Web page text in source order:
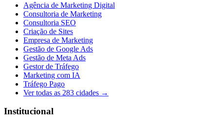
Agência de Marketing Digital
Consultoria de Marketing
Consultoria SEO
Criação de Sites
Empresa de Marketing
Gestão de Google Ads
Gestão de Meta Ads
Gestor de Tráfego
Marketing com IA
Tráfego Pago
Ver todas as 283 cidades →
Institucional